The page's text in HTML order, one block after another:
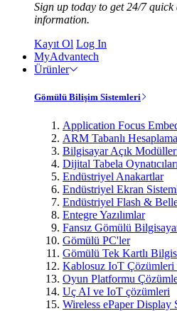
Sign up today to get 24/7
information.
Kayıt Ol Log In
MyAdvantech
Ürünler
Gömülü Bilişim Sistemleri
Application Focus
ARM Tabanlı
Bilgisayar Açık
Dijital Tabela Oynatıcıları
Endüstriyel Anakartlar
Endüstriyel Ekran
Endüstriyel Flash &
Entegre Yazılımlar
Fansız Gömülü
Gömülü PC'ler
Gömülü Tek Kartlı
Kablosuz IoT Çözümleri
Oyun Platformu
Uç AI ve IoT çözümleri
Wireless ePaper Display